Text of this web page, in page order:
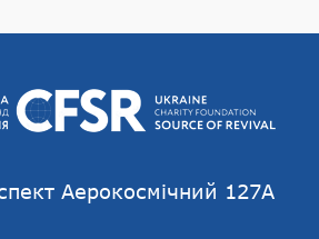
Аерокосмічний 127А